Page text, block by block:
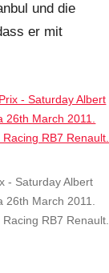
und die
er mit
- Saturday Albert
March 2011.
RB7 Renault.